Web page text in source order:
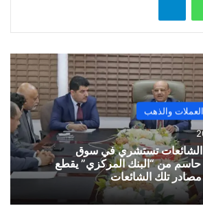
والذهب
تستشري في سوق
من “البنك المركزي” يقطع
تلك الشائعات